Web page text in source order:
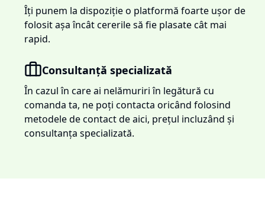
Îți punem la dispoziție o platformă foarte ușor de
folosit așa încât cererile să fie plasate cât mai
rapid.
Consultanță specializată
În cazul în care ai nelămuriri în legătură cu
comanda ta, ne poți contacta oricând folosind
metodele de contact de aici, prețul incluzând și
consultanța specializată.